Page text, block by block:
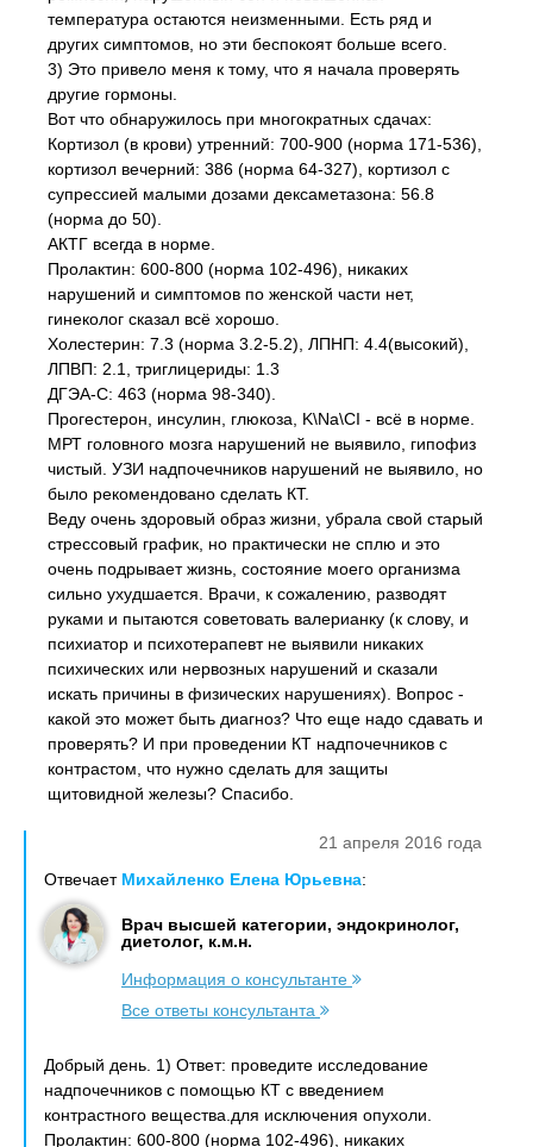
температура остаются неизменными. Есть ряд и
других симптомов, но эти беспокоят больше всего.
3) Это привело меня к тому, что я начала проверять
другие гормоны.
Вот что обнаружилось при многократных сдачах:
Кортизол (в крови) утренний: 700-900 (норма 171-536),
кортизол вечерний: 386 (норма 64-327), кортизол с
супрессией малыми дозами дексаметазона: 56.8
(норма до 50).
АКТГ всегда в норме.
Пролактин: 600-800 (норма 102-496), никаких
нарушений и симптомов по женской части нет,
гинеколог сказал всё хорошо.
Холестерин: 7.3 (норма 3.2-5.2), ЛПНП: 4.4(высокий),
ЛПВП: 2.1, триглицериды: 1.3
ДГЭА-С: 463 (норма 98-340).
Прогестерон, инсулин, глюкоза, K\Na\CI - всё в норме.
МРТ головного мозга нарушений не выявило, гипофиз
чистый. УЗИ надпочечников нарушений не выявило, но
было рекомендовано сделать КТ.
Веду очень здоровый образ жизни, убрала свой старый
стрессовый график, но практически не сплю и это
очень подрывает жизнь, состояние моего организма
сильно ухудшается. Врачи, к сожалению, разводят
руками и пытаются советовать валерианку (к слову, и
психиатор и психотерапевт не выявили никаких
психических или нервозных нарушений и сказали
искать причины в физических нарушениях). Вопрос -
какой это может быть диагноз? Что еще надо сдавать и
проверять? И при проведении КТ надпочечников с
контрастом, что нужно сделать для защиты
щитовидной железы? Спасибо.
21 апреля 2016 года
Отвечает Михайленко Елена Юрьевна:
Врач высшей категории, эндокринолог,
диетолог, к.м.н.
Информация о консультанте
Все ответы консультанта
Добрый день. 1) Ответ: проведите исследование
надпочечников с помощью КТ с введением
контрастного вещества.для исключения опухоли.
Пролактин: 600-800 (норма 102-496), никаких